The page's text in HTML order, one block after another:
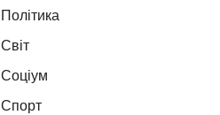
Політика
Світ
Соціум
Спорт